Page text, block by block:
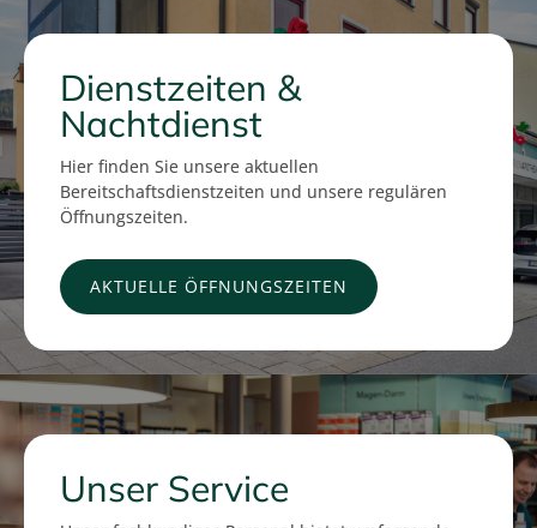
Dienstzeiten &
Nachtdienst
Hier finden Sie unsere aktuellen
Bereitschaftsdienstzeiten und unsere regulären
Öffnungszeiten.
AKTUELLE ÖFFNUNGSZEITEN
Unser Service